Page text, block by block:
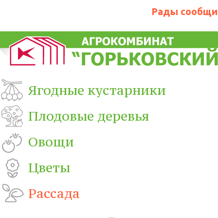
Рады
Ягодные кустарники
Плодовые деревья
Овощи
Цветы
Рассада